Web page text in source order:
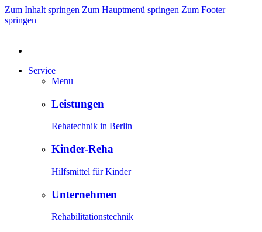
Zum Inhalt springen Zum Hauptmenü springen Zum Footer
springen
Service
Menu
Leistungen
Rehatechnik in Berlin
Kinder-Reha
Hilfsmittel für Kinder
Unternehmen
Rehabilitationstechnik